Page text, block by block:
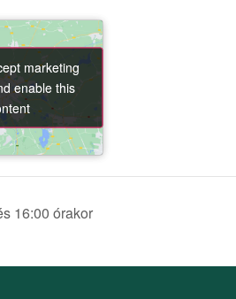
marketing
enable this
marketing
enable this
16:00 órakor